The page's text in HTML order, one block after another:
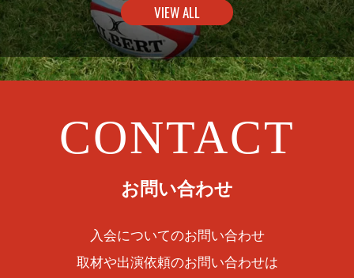
VIEW ALL
CONTACT
お問い合わせ
入会についてのお問い合わせ
取材や出演依頼のお問い合わせは